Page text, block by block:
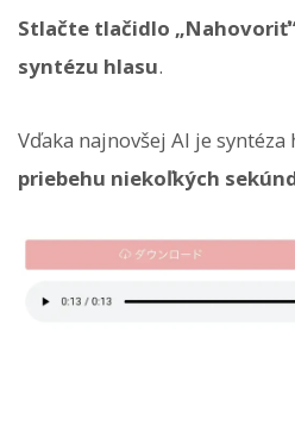
Stlačte tlačidlo
syntézu hlasu.
Vďaka najnovšej AI je syntéza
priebehu niekoľkých